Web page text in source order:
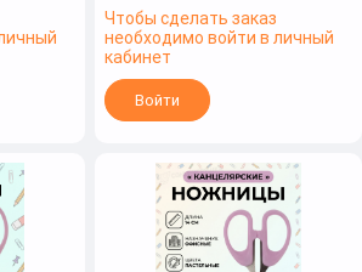
Чтобы сделать заказ
необходимо войти в личный
кабинет
Войти